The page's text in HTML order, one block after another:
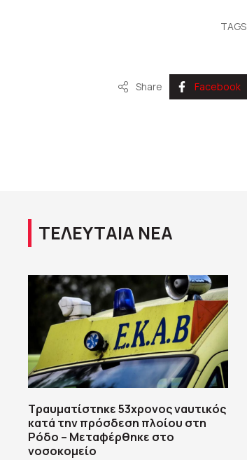
TAGS
Share Facebook
ΤΕΛΕΥΤΑΙΑ ΝΕΑ
Τραυματίστηκε 53χρονος ναυτικός
κατά την πρόσδεση πλοίου στη
Ρόδο – Μεταφέρθηκε στο
νοσοκομείο